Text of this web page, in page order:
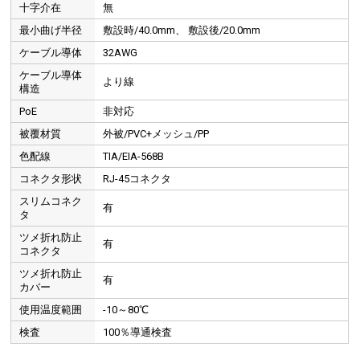
十字介在
無
最小曲げ半径
敷設時/40.0mm、 敷設後/20.0mm
ケーブル導体
32AWG
ケーブル導体
構造
より線
PoE
非対応
被覆材質
外被/PVC+メッシュ/PP
色配線
TIA/EIA-568B
コネクタ形状
RJ-45コネクタ
スリムコネク
タ
有
ツメ折れ防止
コネクタ
有
ツメ折れ防止
カバー
有
使用温度範囲
-10～80℃
検査
100％導通検査